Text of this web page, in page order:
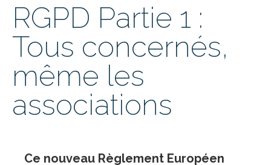
RGPD Partie 1 :
Tous concernés,
même les
associations
Ce nouveau Règlement Européen